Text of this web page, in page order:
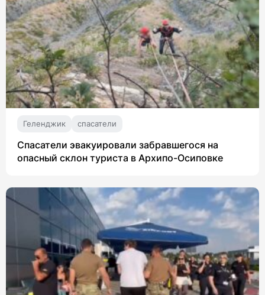
Геленджик спасатели
Спасатели эвакуировали забравшегося на
опасный склон туриста в Архипо-Осиповке